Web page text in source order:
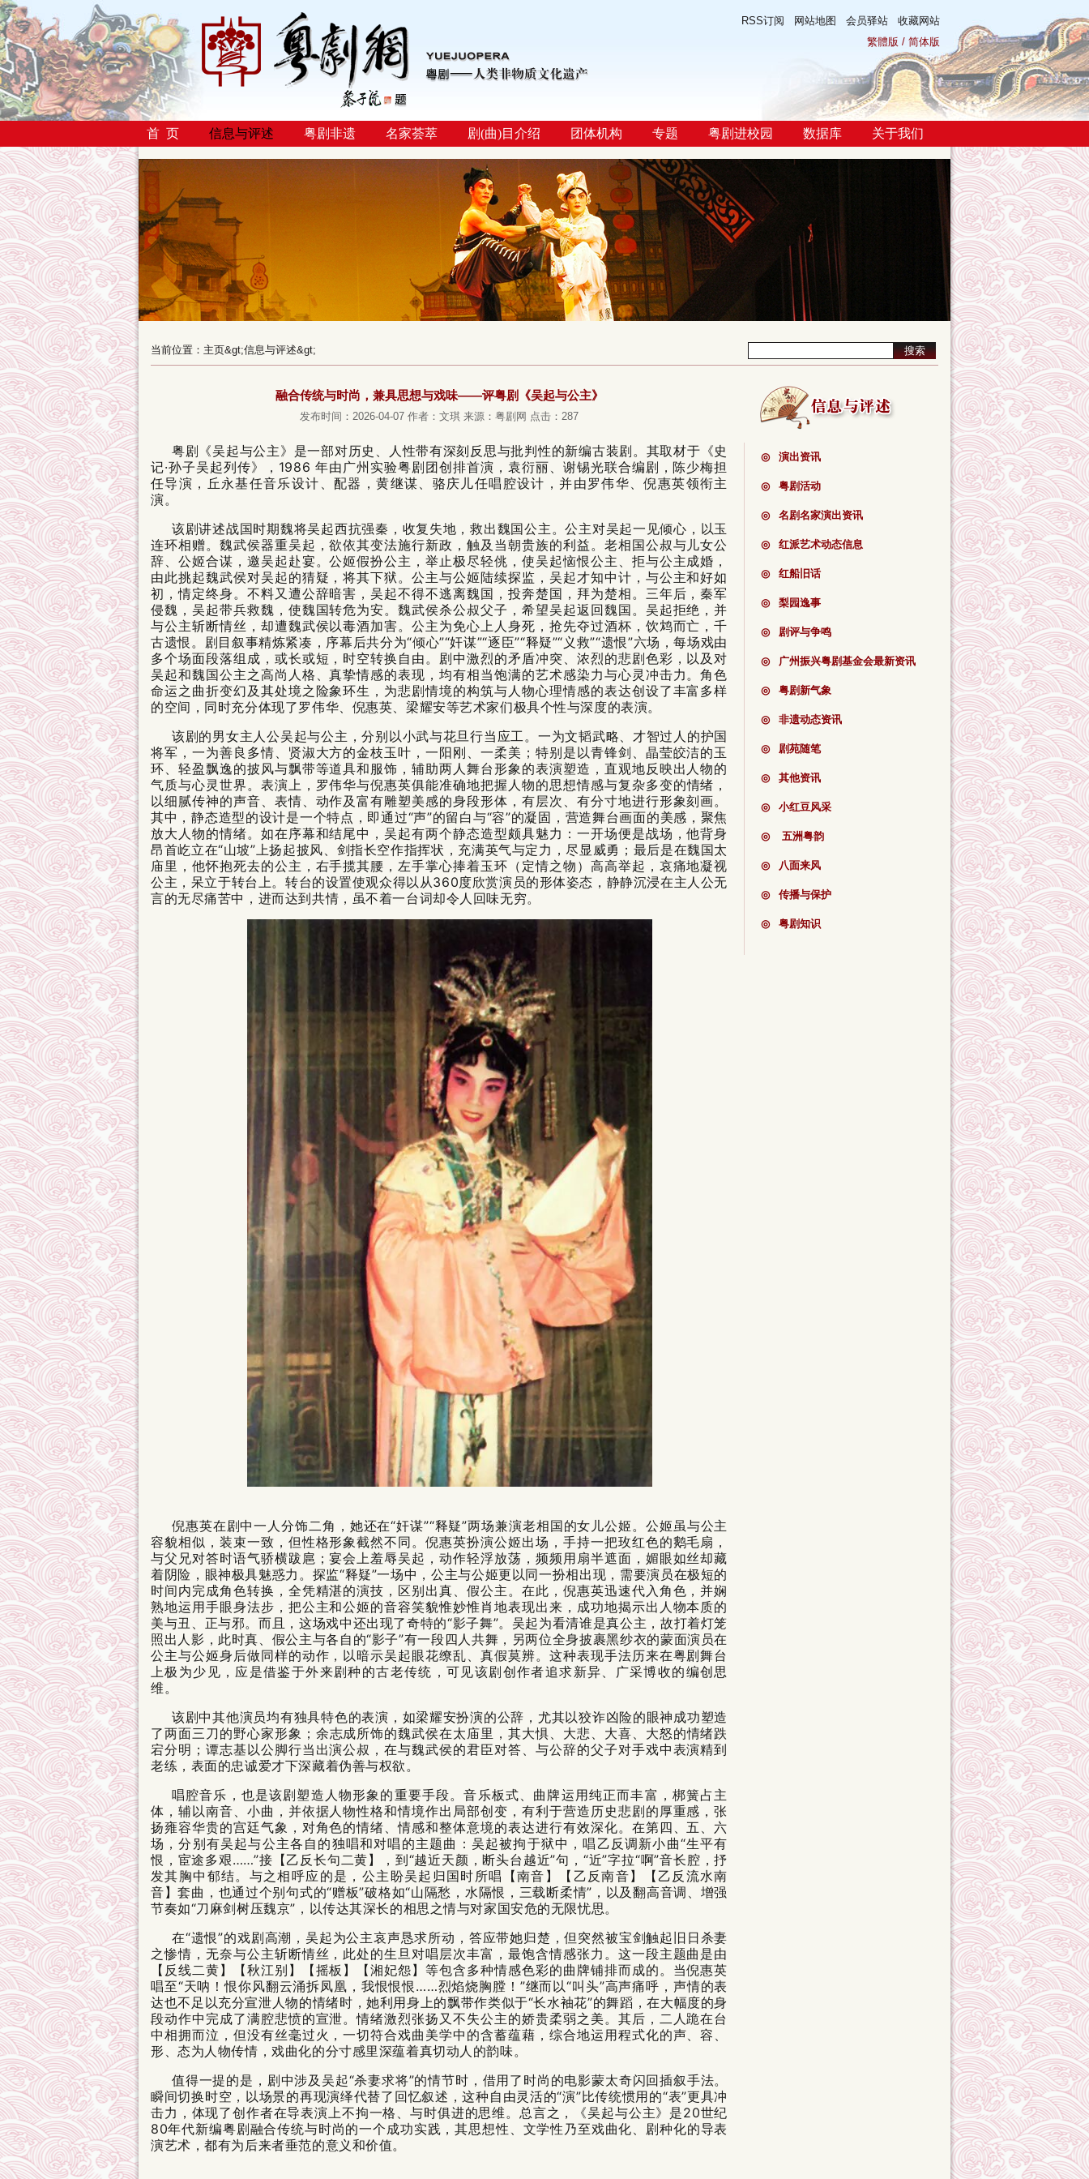
RSS订阅 网站地图 会员驿站
收藏网站
繁體版 / 简体版
首 页 信息与评述 粤剧非遗 名家荟萃 剧(曲)目介绍 团体机构 专题 粤剧进校园 数据库 关于我们
当前位置： 主页&gt;信息与评述&gt;
融合传统与时尚，兼具思想与戏味——评粤剧《吴起与公主》
发布时间：2026-04-07 作者：文琪 来源：粤剧网 点击： 287
粤剧《吴起与公主》是一部对历史、人性带有深刻反思与批判性的新编古装剧。其取材于《史
记·孙子吴起列传》，1986 年由广州实验粤剧团创排首演，袁衍丽、谢锡光联合编剧，陈少梅担
任导演，丘永基任音乐设计、配器，黄继谋、骆庆儿任唱腔设计，并由罗伟华、倪惠英领衔主
演。
该剧讲述战国时期魏将吴起西抗强秦，收复失地，救出魏国公主。公主对吴起一见倾心，以玉
连环相赠。魏武侯器重吴起，欲依其变法施行新政，触及当朝贵族的利益。老相国公叔与儿女公
辞、公姬合谋，邀吴起赴宴。公姬假扮公主，举止极尽轻佻，使吴起恼恨公主、拒与公主成婚，
由此挑起魏武侯对吴起的猜疑，将其下狱。公主与公姬陆续探监，吴起才知中计，与公主和好如
初，情定终身。不料又遭公辞暗害，吴起不得不逃离魏国，投奔楚国，拜为楚相。三年后，秦军
侵魏，吴起带兵救魏，使魏国转危为安。魏武侯杀公叔父子，希望吴起返回魏国。吴起拒绝，并
与公主斩断情丝，却遭魏武侯以毒酒加害。公主为免心上人身死，抢先夺过酒杯，饮鸩而亡，千
古遗恨。剧目叙事精炼紧凑，序幕后共分为“倾心”“奸谋”“逐臣”“释疑”“义救”“遗恨”六场，每场戏由
多个场面段落组成，或长或短，时空转换自由。剧中激烈的矛盾冲突、浓烈的悲剧色彩，以及对
吴起和魏国公主之高尚人格、真挚情感的表现，均有相当饱满的艺术感染力与心灵冲击力。角色
命运之曲折变幻及其处境之险象环生，为悲剧情境的构筑与人物心理情感的表达创设了丰富多样
的空间，同时充分体现了罗伟华、倪惠英、 梁耀安等艺术家们极具个性与深度的表演。
该剧的男女主人公吴起与公主，分别以小武与花旦行当应工。一为文韬武略、才智过人的护国
将军，一为善良多情、贤淑大方的金枝玉叶，一阳刚、一柔美；特别是以青锋剑、晶莹皎洁的玉
环、轻盈飘逸的披风与飘带等道具和服饰，辅助两人舞台形象的表演塑造，直观地反映出人物的
气质与心灵世界。表演上，罗伟华与倪惠英俱能准确地把握人物的思想情感与复杂多变的情绪，
以细腻传神的声音、表情、动作及富有雕塑美感的身段形体，有层次、有分寸地进行形象刻画。
其中，静态造型的设计是一个特点，即通过“声”的留白与“容”的凝固，营造舞台画面的美感，聚焦
放大人物的情绪。如在序幕和结尾中，吴起有两个静态造型颇具魅力：一开场便是战场，他背身
昂首屹立在“山坡”上扬起披风、剑指长空作指挥状，充满英气与定力，尽显威勇；最后是在魏国太
庙里，他怀抱死去的公主，右手揽其腰，左手掌心捧着玉环（定情之物）高高举起，哀痛地凝视
公主，呆立于转台上。转台的设置使观众得以从360度欣赏演员的形体姿态，静静沉浸在主人公无
言的无尽痛苦中，进而达到共情，虽不着一台词却令人回味无穷。
倪惠英在剧中一人分饰二角，她还在“奸谋”“释疑”两场兼演老相国的女儿公姬。公姬虽与公主
容貌相似，装束一致，但性格形象截然不同。倪惠英扮演公姬出场，手持一把玫红色的鹅毛扇，
与父兄对答时语气骄横跋扈；宴会上羞辱吴起，动作轻浮放荡，频频用扇半遮面，媚眼如丝却藏
着阴险，眼神极具魅惑力。探监“释疑”一场中，公主与公姬更以同一扮相出现，需要演员在极短的
时间内完成角色转换，全凭精湛的演技，区别出真、假公主。在此，倪惠英迅速代入角色，并娴
熟地运用手眼身法步，把公主和公姬的音容笑貌惟妙惟肖地表现出来，成功地揭示出人物本质的
美与丑、正与邪。而且，这场戏中还出现了奇特的“影子舞”。吴起为看清谁是真公主，故打着灯笼
照出人影，此时真、假公主与各自的“影子”有一段四人共舞，另两位全身披裹黑纱衣的蒙面演员在
公主与公姬身后做同样的动作，以暗示吴起眼花缭乱、真假莫辨。这种表现手法历来在粤剧舞台
上极为少见，应是借鉴于外来剧种的古老传统，可见该剧创作者追求新异、广采博收的编创思
维。
该剧中其他演员均有独具特色的表演，如梁耀安扮演的公辞，尤其以狡诈凶险的眼神成功塑造
了两面三刀的野心家形象； 余志成所饰的魏武侯在太庙里，其大惧、大悲、大喜、大怒的情绪跌
宕分明；谭志基以公脚行当出演公叔，在与魏武侯的君臣对答、与公辞的父子对手戏中表演精到
老练，表面的忠诚爱才下深藏着伪善与权欲。
唱腔音乐，也是该剧塑造人物形象的重要手段。音乐板式、曲牌运用纯正而丰富，梆簧占主
体，辅以南音、小曲，并依据人物性格和情境作出局部创变，有利于营造历史悲剧的厚重感，张
扬雍容华贵的宫廷气象，对角色的情绪、情感和整体意境的表达进行有效深化。在第四、五、六
场，分别有吴起与公主各自的独唱和对唱的主题曲：吴起被拘于狱中，唱乙反调新小曲“生平有
恨，宦途多艰……”接【乙反长句二黄】，到“越近天颜，断头台越近”句，“近”字拉“啊”音长腔，抒
发其胸中郁结。与之相呼应的是，公主盼吴起归国时所唱【南音 】【乙反南音】【乙反流水南
音】套曲，也通过个别句式的“赠板”破格如“山隔愁，水隔恨，三载断柔情”，以及翻高音调、增强
节奏如“刀麻剑树压魏京”，以传达其深长的相思之情与对家国安危的无限忧思。
在“遗恨”的戏剧高潮，吴起为公主哀声恳求所动，答应带她归楚，但突然被宝剑触起旧日杀妻
之惨情，无奈与公主斩断情丝，此处的生旦对唱层次丰富，最饱含情感张力。这一段主题曲是由
【反线二黄】【秋江别】【摇板】【湘妃怨】等包含多种情感色彩的曲牌铺排而成的。当倪惠英
唱至“天呐！恨你风翻云涌拆凤凰，我恨恨恨……烈焰烧胸膛！”继而以“叫头”高声痛呼，声情的表
达也不足以充分宣泄人物的情绪时，她利用身上的飘带作类似于“长水袖花”的舞蹈，在大幅度的身
段动作中完成了满腔悲愤的宣泄。情绪激烈张扬又不失公主的娇贵柔弱之美。其后，二人跪在台
中相拥而泣，但没有丝毫过火，一切符合戏曲美学中的含蓄蕴藉，综合地运用程式化的声、容、
形、态为人物传情，戏曲化的分寸感里深蕴着真切动人的韵味。
值得一提的是，剧中涉及吴起“杀妻求将”的情节时，借用了时尚的电影蒙太奇闪回插叙手法。
瞬间切换时空，以场景的再现演绎代替了回忆叙述，这种自由灵活的“演”比传统惯用的“表”更具冲
击力，体现了创作者在导表演上不拘一格、与时俱进的思维。总言之，《吴起与公主》是20世纪
80年代新编粤剧融合传统与时尚的一个成功实践，其思想性、文学性乃至戏曲化、剧种化的导表
演艺术，都有为后来者垂范的意义和价值。
◎ 演出资讯
◎ 粤剧活动
◎ 名剧名家演出资讯
◎ 红派艺术动态信息
◎ 红船旧话
◎ 梨园逸事
◎ 剧评与争鸣
◎ 广州振兴粤剧基金会最新资讯
◎ 粤剧新气象
◎ 非遗动态资讯
◎ 剧苑随笔
◎ 其他资讯
◎ 小红豆风采
◎ 五洲粤韵
◎ 八面来风
◎ 传播与保护
◎ 粤剧知识